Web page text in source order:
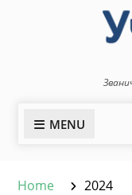
MENU
Home 2024